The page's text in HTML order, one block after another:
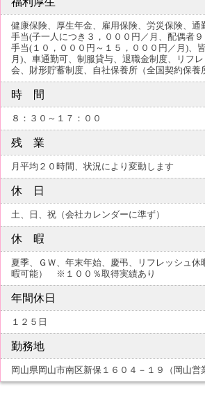
健康保険、厚生年金、雇用保険、労災保険、通
手当(子一人につき３，０００円／月、配偶者
手当(１０，０００円～１５，０００円／月)、
月)、車通勤可、制服貸与、退職金制度、リフ
会、財形貯蓄制度、自社保養所（全国契約保養
時 間
８：３０～１７：００
残 業
月平均２０時間、状況により変動します
休 日
土、日、祝（会社カレンダーに準ず）
休 暇
夏季、ＧＷ、年末年始、慶弔、リフレッシュ休
暇可能） ※１００％取得実績あり
年間休日
１２５日
勤務地
岡山県岡山市南区新保１６０４－１９（岡山営